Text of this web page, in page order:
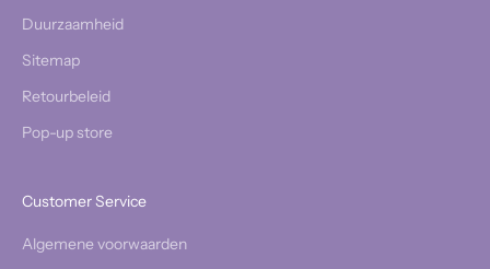
Duurzaamheid
Sitemap
Retourbeleid
Pop-up store
Customer Service
Algemene voorwaarden